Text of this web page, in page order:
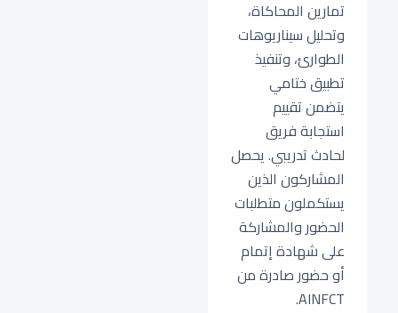
تمارين المحاكاة،
وتحليل سيناريوهات
الطوارئ، وتنفيذ
تطبيق ختامي
يتضمن تقييم
استجابة فريق
لحادث تدريبي. يحصل
المشاركون الذين
يستكملون متطلبات
الحضور والمشاركة
على شهادة إتمام
أو حضور صادرة من
AINFCT.